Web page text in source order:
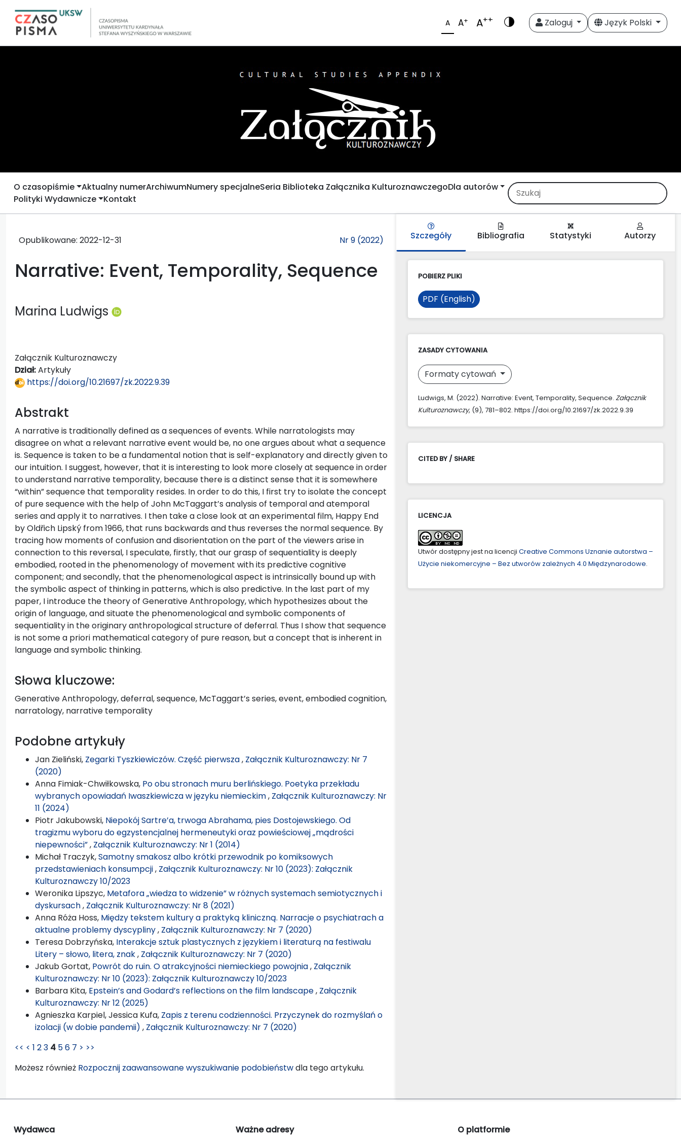
A A+ A++ Zaloguj Język Polski
O czasopiśmie Aktualny numerArchiwumNumery specjalneSeria Biblioteka Załącznika KulturoznawczegoDla autorów
Polityki Wydawnicze Kontakt
Opublikowane: 2022-12-31 Nr 9 (2022)
Narrative: Event, Temporality, Sequence
Marina Ludwigs
Załącznik Kulturoznawczy
Dział:Artykuły
https://doi.org/10.21697/zk.2022.9.39
Abstrakt
A narrative is traditionally defined as a sequences of events. While narratologists may
disagree on what a relevant narrative event would be, no one argues about what a sequence
is. Sequence is taken to be a fundamental notion that is self-explanatory and directly given to
our intuition. I suggest, however, that it is interesting to look more closely at sequence in order
to understand narrative temporality, because there is a distinct sense that it is somewhere
“within” sequence that temporality resides. In order to do this, I first try to isolate the concept
of pure sequence with the help of John McTaggart’s analysis of temporal and atemporal
series and apply it to narratives. I then take a close look at an experimental film, Happy End
by Oldřich Lipský from 1966, that runs backwards and thus reverses the normal sequence. By
tracing how moments of confusion and disorientation on the part of the viewers arise in
connection to this reversal, I speculate, firstly, that our grasp of sequentiality is deeply
embodied, rooted in the phenomenology of movement with its predictive cognitive
component; and secondly, that the phenomenological aspect is intrinsically bound up with
the symbolic aspect of thinking in patterns, which is also predictive. In the last part of my
paper, I introduce the theory of Generative Anthropology, which hypothesizes about the
origin of language, and situate the phenomenological and symbolic components of
sequentiality in the originary anthropological structure of deferral. Thus I show that sequence
is not some a priori mathematical category of pure reason, but a concept that is inherent in
language and symbolic thinking.
Słowa kluczowe:
Generative Anthropology, deferral, sequence, McTaggart’s series, event, embodied cognition,
narratology, narrative temporality
Podobne artykuły
Jan Zieliński, Zegarki Tyszkiewiczów. Część pierwsza, Załącznik Kulturoznawczy: Nr 7
(2020)
Anna Fimiak-Chwiłkowska, Po obu stronach muru berlińskiego. Poetyka przekładu
wybranych opowiadań Iwaszkiewicza w języku niemieckim, Załącznik Kulturoznawczy: Nr
11 (2024)
Piotr Jakubowski, Niepokój Sartre’a, trwoga Abrahama, pies Dostojewskiego. Od
tragizmu wyboru do egzystencjalnej hermeneutyki oraz powieściowej „mądrości
niepewności”, Załącznik Kulturoznawczy: Nr 1 (2014)
Michał Traczyk,Samotny smakosz albo krótki przewodnik po komiksowych
przedstawieniach konsumpcji, Załącznik Kulturoznawczy: Nr 10 (2023): Załącznik
Kulturoznawczy 10/2023
Weronika Lipszyc, Metafora „wiedza to widzenie” w różnych systemach semiotycznych i
dyskursach, Załącznik Kulturoznawczy: Nr 8 (2021)
Anna Róża Hoss, Między tekstem kultury a praktyką kliniczną. Narracje o psychiatrach a
aktualne problemy dyscypliny, Załącznik Kulturoznawczy: Nr 7 (2020)
Teresa Dobrzyńska, Interakcje sztuk plastycznych z językiem i literaturą na festiwalu
Litery – słowo, litera, znak, Załącznik Kulturoznawczy: Nr 7 (2020)
Jakub Gortat, Powrót do ruin. O atrakcyjności niemieckiego powojnia, Załącznik
Kulturoznawczy: Nr 10 (2023): Załącznik Kulturoznawczy 10/2023
Barbara Kita, Epstein’s and Godard’s reflections on the film landscape, Załącznik
Kulturoznawczy: Nr 12 (2025)
Agnieszka Karpiel, Jessica Kufa, Zapis z terenu codzienności. Przyczynek do rozmyślań o
izolacji (w dobie pandemii) , Załącznik Kulturoznawczy: Nr 7 (2020)
<< < 1 23 4 56 7 > >>
Możesz również Rozpocznij zaawansowane wyszukiwanie podobieństwdla tego artykułu.
Szczegóły Bibliografia Statystyki Autorzy
POBIERZ PLIKI
PDF (English)
ZASADY CYTOWANIA
Formaty cytowań
Ludwigs, M. (2022). Narrative: Event, Temporality, Sequence. Załącznik
Kulturoznawczy, (9), 781–802. https://doi.org/10.21697/zk.2022.9.39
CITED BY / SHARE
LICENCJA
Utwór dostępny jest na licencji Creative Commons Uznanie autorstwa –
Użycie niekomercyjne – Bez utworów zależnych 4.0 Międzynarodowe.
Wydawca Ważne adresy O platformie